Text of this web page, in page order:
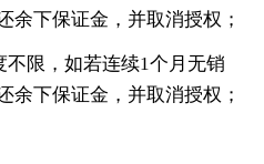
余下保证金，并取消授权；
限，如若连续1个月无销
余下保证金，并取消授权；